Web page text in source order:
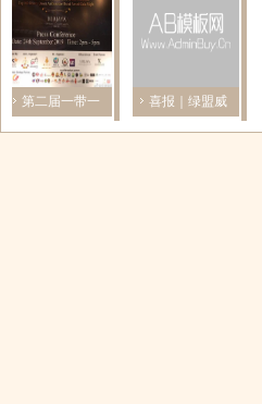
第二届一带一
路桂莱美品
喜报｜绿盟威
胁情报平台